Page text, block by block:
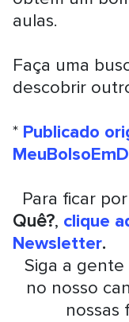
aulas.
Faça uma
descobrir
* Publicado
Para ficar
Quê?, clique
Newsletter.
Siga a gente
no nosso
nossas